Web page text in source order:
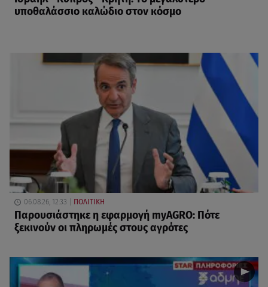
υποθαλάσσιο καλώδιο στον κόσμο
06.08.26, 12:33 ΠΟΛΙΤΙΚΗ
Παρουσιάστηκε η εφαρμογή myAGRO: Πότε
ξεκινούν οι πληρωμές στους αγρότες